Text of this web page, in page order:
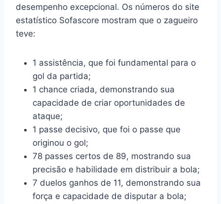
desempenho excepcional. Os números do site
estatístico Sofascore mostram que o zagueiro
teve:
1 assistência, que foi fundamental para o
gol da partida;
1 chance criada, demonstrando sua
capacidade de criar oportunidades de
ataque;
1 passe decisivo, que foi o passe que
originou o gol;
78 passes certos de 89, mostrando sua
precisão e habilidade em distribuir a bola;
7 duelos ganhos de 11, demonstrando sua
força e capacidade de disputar a bola;